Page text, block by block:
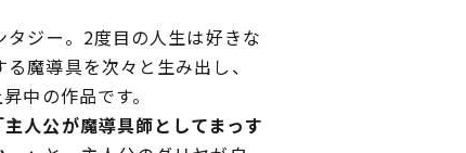
ジー。2度目の人生は好きな
魔導具を次々と生み出し、
中の作品です。
人公が魔導具師としてまっす